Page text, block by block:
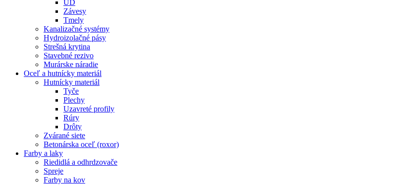
UD
Závesy
Tmely
Kanalizačné systémy
Hydroizolačné pásy
Strešná krytina
Stavebné rezivo
Murárske náradie
Oceľ a hutnícky materiál
Hutnícky materiál
Tyče
Plechy
Uzavreté profily
Rúry
Drôty
Zvárané siete
Betonárska oceľ (roxor)
Farby a laky
Riedidlá a odhrdzovače
Spreje
Farby na kov